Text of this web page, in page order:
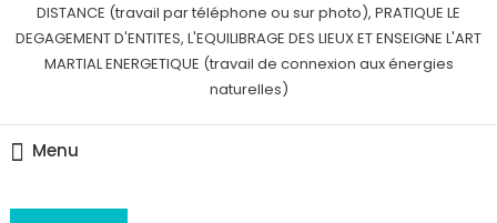
DISTANCE (travail par téléphone ou sur photo), PRATIQUE LE
DEGAGEMENT D'ENTITES, L'EQUILIBRAGE DES LIEUX ET ENSEIGNE L'ART
MARTIAL ENERGETIQUE (travail de connexion aux énergies
naturelles)
Menu